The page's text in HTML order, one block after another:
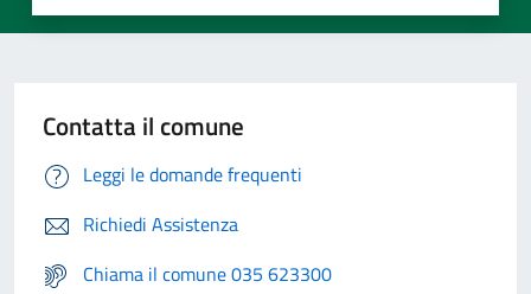
Contatta il comune
Leggi le domande frequenti
Richiedi Assistenza
Chiama il comune 035 623300